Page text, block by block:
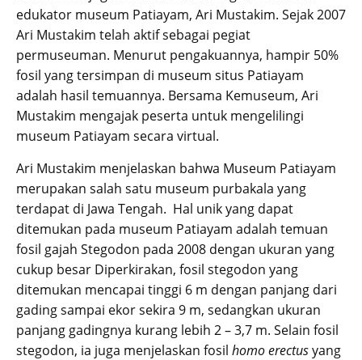
edukator museum Patiayam, Ari Mustakim. Sejak 2007
Ari Mustakim telah aktif sebagai pegiat
permuseuman. Menurut pengakuannya, hampir 50%
fosil yang tersimpan di museum situs Patiayam
adalah hasil temuannya. Bersama Kemuseum, Ari
Mustakim mengajak peserta untuk mengelilingi
museum Patiayam secara virtual.
Ari Mustakim menjelaskan bahwa Museum Patiayam
merupakan salah satu museum purbakala yang
terdapat di Jawa Tengah. Hal unik yang dapat
ditemukan pada museum Patiayam adalah temuan
fosil gajah Stegodon pada 2008 dengan ukuran yang
cukup besar Diperkirakan, fosil stegodon yang
ditemukan mencapai tinggi 6 m dengan panjang dari
gading sampai ekor sekira 9 m, sedangkan ukuran
panjang gadingnya kurang lebih 2 – 3,7 m. Selain fosil
stegodon, ia juga menjelaskan fosil homo erectusyang